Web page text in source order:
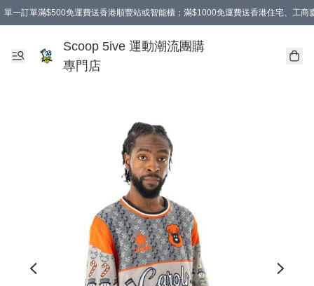
單一訂單滿$500免運費送香港順豐站或智能櫃；滿$1000免運費送香港住宅、工商
Scoop 5ive 運動潮流團購
專門店